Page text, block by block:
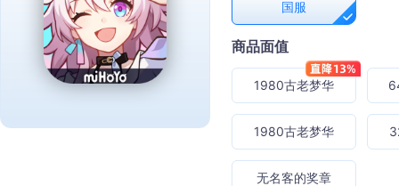
国服
商品面值
1980古老梦华
1980古老梦华
无名客的奖章